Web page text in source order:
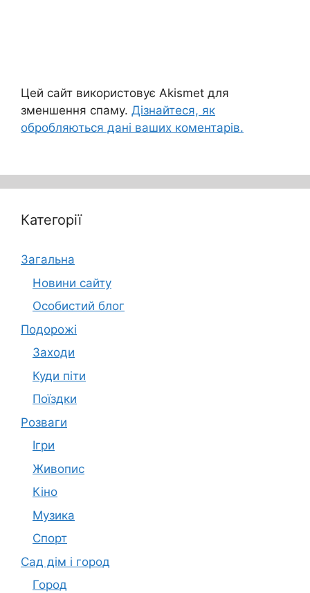
Цей сайт використовує Akismet для
зменшення спаму. Дізнайтеся, як
обробляються дані ваших коментарів.
Категорії
Загальна
Новини сайту
Особистий блог
Подорожі
Заходи
Куди піти
Поїздки
Розваги
Ігри
Живопис
Кіно
Музика
Спорт
Сад дім і город
Город